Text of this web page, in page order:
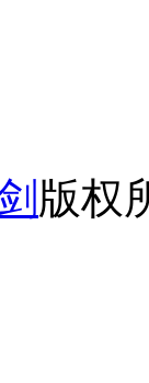
版权